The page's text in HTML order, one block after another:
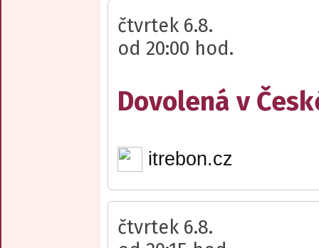
čtvrtek 6.8.
od 20:00 hod.
Dovolená v
itrebon.cz
čtvrtek 6.8.